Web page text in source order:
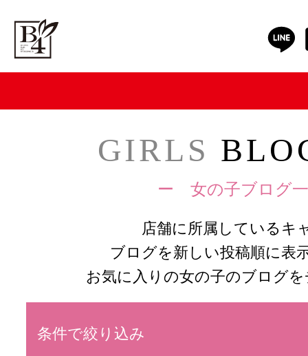
GIRLS
ー 女の子ブログ
店舗に所属しているキ
ブログを新しい投稿順に表
お気に入りの女の子のブログ
条件で絞り込み